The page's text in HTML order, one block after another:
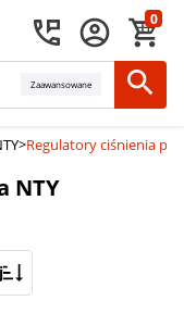
0
Zaawansowane
>Regulatory ciśnienia
NTY